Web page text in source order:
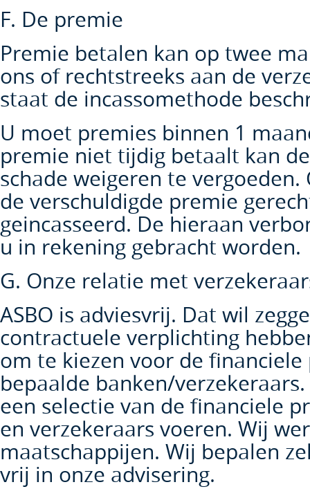
F. De premie
Premie betalen kan op twee
ons of rechtstreeks aan de
staat de incassomethode
U moet premies binnen 1
premie niet tijdig betaalt kan
schade weigeren te vergoeden.
de verschuldigde premie
geincasseerd. De hieraan
u in rekening gebracht worden.
G. Onze relatie met
ASBO is adviesvrij. Dat wil
contractuele verplichting
om te kiezen voor de
bepaalde banken/
een selectie van de financiele
en verzekeraars voeren. Wij
maatschappijen. Wij bepalen
vrij in onze advisering.